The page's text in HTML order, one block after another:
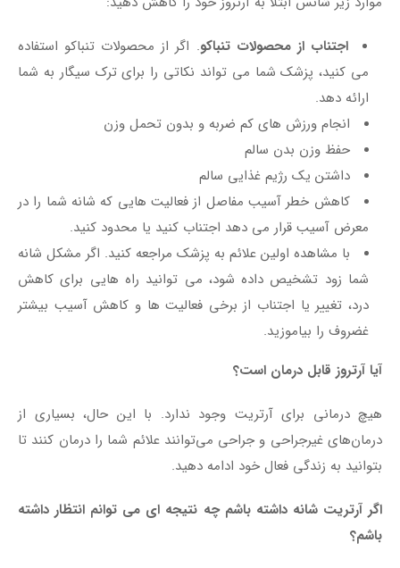
اجتناب از محصولات تنباکو. اگر از محصولات تنباکو استفاده
می کنید، پزشک شما می تواند نکاتی را برای ترک سیگار به شما
ارائه دهد.
انجام ورزش های کم ضربه و بدون تحمل وزن
حفظ وزن بدن سالم
داشتن یک رژیم غذایی سالم
کاهش خطر آسیب مفاصل از فعالیت هایی که شانه شما را در
معرض آسیب قرار می دهد اجتناب کنید یا محدود کنید.
با مشاهده اولین علائم به پزشک مراجعه کنید. اگر مشکل شانه
شما زود تشخیص داده شود، می توانید راه هایی برای کاهش
درد، تغییر یا اجتناب از برخی فعالیت ها و کاهش آسیب بیشتر
غضروف را بیاموزید.
آیا آرتروز قابل درمان است؟
هیچ درمانی برای آرتریت وجود ندارد. با این حال، بسیاری از
درمان‌های غیرجراحی و جراحی می‌توانند علائم شما را درمان کنند تا
بتوانید به زندگی فعال خود ادامه دهید.
اگر آرتریت شانه داشته باشم چه نتیجه ای می توانم انتظار داشته
باشم؟